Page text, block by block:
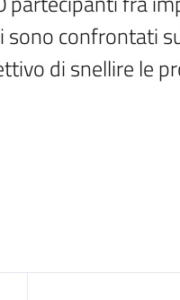
confrontati
di snellire le